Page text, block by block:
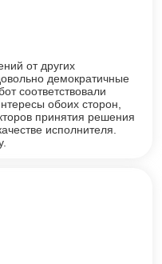
от других
демократичные
соответствовали
обоих сторон,
принятия решения
исполнителя.